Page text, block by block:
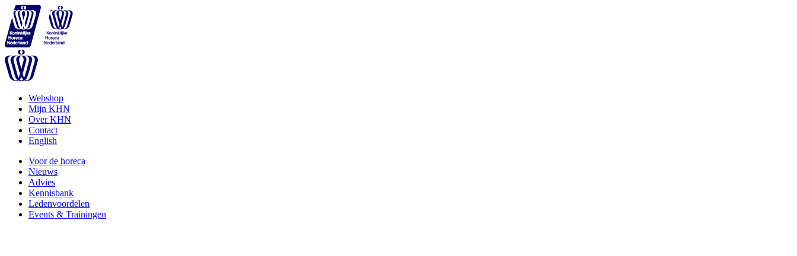
Webshop
Mijn KHN
Over KHN
Contact
English
Voor de horeca
Nieuws
Advies
Kennisbank
Ledenvoordelen
Events & Trainingen